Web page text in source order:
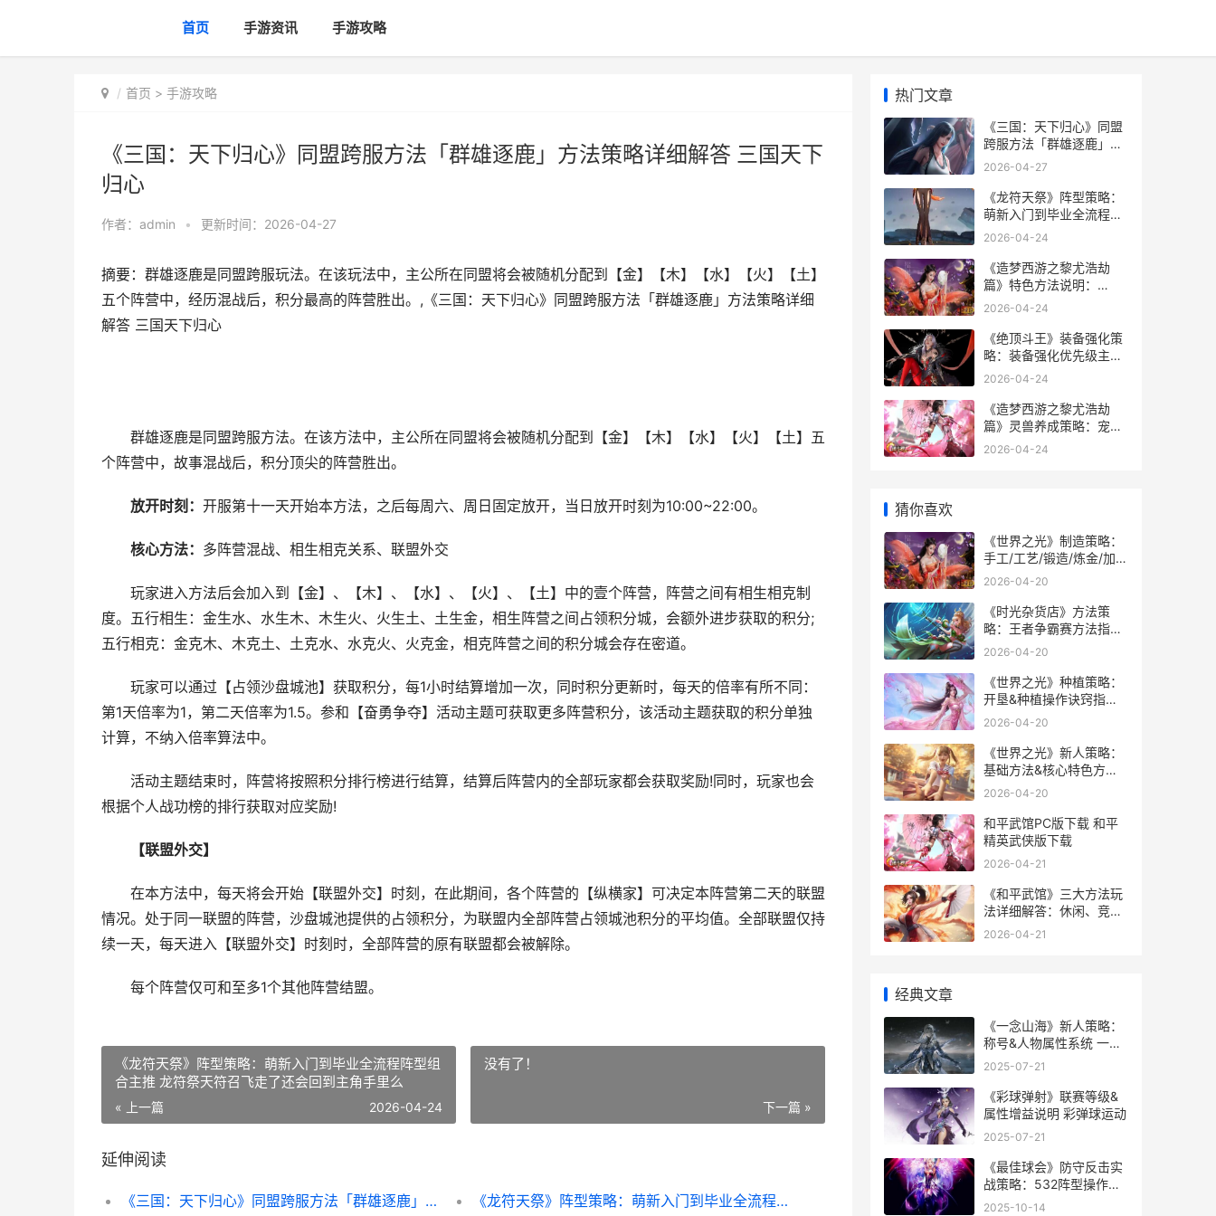
首页 手游资讯 手游攻略
首页 > 手游攻略
《三国：天下归心》同盟跨服方法「群雄逐鹿」方法策略详细解答 三国天下
归心
作者： admin • 更新时间：2026-04-27
摘要：群雄逐鹿是同盟跨服玩法。在该玩法中，主公所在同盟将会被随机分配到【金】【木】【水】【火】【土】
五个阵营中，经历混战后，积分最高的阵营胜出。,《三国：天下归心》同盟跨服方法「群雄逐鹿」方法策略详细
解答 三国天下归心
群雄逐鹿是同盟跨服方法。在该方法中，主公所在同盟将会被随机分配到【金】【木】【水】【火】【土】五
个阵营中，故事混战后，积分顶尖的阵营胜出。
放开时刻： 开服第十一天开始本方法，之后每周六、周日固定放开，当日放开时刻为10:00~22:00。
核心方法： 多阵营混战、相生相克关系、联盟外交
玩家进入方法后会加入到【金】、【木】、【水】、【火】、【土】中的壹个阵营，阵营之间有相生相克制
度。五行相生：金生水、水生木、木生火、火生土、土生金，相生阵营之间占领积分城，会额外进步获取的积分;
五行相克：金克木、木克土、土克水、水克火、火克金，相克阵营之间的积分城会存在密道。
玩家可以通过【占领沙盘城池】获取积分，每1小时结算增加一次，同时积分更新时，每天的倍率有所不同：
第1天倍率为1，第二天倍率为1.5。参和【奋勇争夺】活动主题可获取更多阵营积分，该活动主题获取的积分单独
计算，不纳入倍率算法中。
活动主题结束时，阵营将按照积分排行榜进行结算，结算后阵营内的全部玩家都会获取奖励!同时，玩家也会
根据个人战功榜的排行获取对应奖励!
【联盟外交】
在本方法中，每天将会开始【联盟外交】时刻，在此期间，各个阵营的【纵横家】可决定本阵营第二天的联盟
情况。处于同一联盟的阵营，沙盘城池提供的占领积分，为联盟内全部阵营占领城池积分的平均值。全部联盟仅持
续一天，每天进入【联盟外交】时刻时，全部阵营的原有联盟都会被解除。
每个阵营仅可和至多1个其他阵营结盟。
《龙符天祭》阵型策略：萌新入门到毕业全流程阵型组
合主推 龙符祭天符召飞走了还会回到主角手里么
« 上一篇 2026-04-24
没有了！
下一篇 »
延伸阅读
《三国：天下归心》同盟跨服方法「群雄逐鹿」方法策略详细解答 三国天下归心 《龙符天祭》阵型策略：萌新入门到毕业全流程阵型组合主推 龙符祭天符召飞走了还会回到主角手里么
热门文章
《三国：天下归心》同盟
跨服方法「群雄逐鹿」方
法策略详细解答 三国天下
2026-04-27
《龙符天祭》阵型策略：
萌新入门到毕业全流程阵
型组合主推 龙符祭天符召
么
2026-04-24
《造梦西游之黎尤浩劫
篇》特色方法说明：
「NPC结交」&「外观染
篇兑换码
2026-04-24
《绝顶斗王》装备强化策
略：装备强化优先级主推
绝顶在哪连载
2026-04-24
《造梦西游之黎尤浩劫
篇》灵兽养成策略：宠物
&坐骑养成属性、资质效
2026-04-24
猜你喜欢
《世界之光》制造策略：
手工/工艺/锻造/炼金/加工
制造方法详细解答 世界之
2026-04-20
《时光杂货店》方法策
略：王者争霸赛方法指导
时光杂货店攻略
2026-04-20
《世界之光》种植策略：
开垦&种植操作诀窍指导
世界之光 诗歌
2026-04-20
《世界之光》新人策略：
基础方法&核心特色方法
机制说明 世界之光图片
2026-04-20
和平武馆PC版下载 和平
精英武侠版下载
2026-04-21
《和平武馆》三大方法玩
法详细解答：休闲、竞
技、乱斗全策略 和平武道
2026-04-21
经典文章
《一念山海》新人策略：
称号&人物属性系统 一念
山河什么时候播出
2025-07-21
《彩球弹射》联赛等级&
属性增益说明 彩弹球运动
2025-07-21
《最佳球会》防守反击实
战策略：532阵型操作诀
窍和平民球员主推 最佳球
2025-10-14